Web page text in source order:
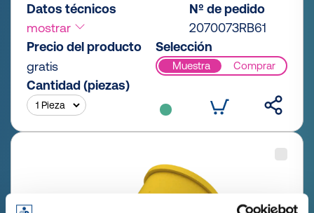
Datos técnicos
mostrar
Nº de pedido
2070073RB61
Precio del producto
gratis
Selección
Muestra Comprar
Cantidad (piezas)